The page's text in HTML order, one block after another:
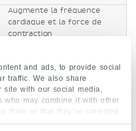
and ads, to provide social
traffic. We also share
with our social media,
who may combine it with other
them or that they’ve collected
Augmente la fréquence
cardiaque et la force de
contraction
(vasoconstriction)
Bronchodilatation,
diminution de la sécrétion
des glandes bronchiques
Inhibe le péristaltisme,